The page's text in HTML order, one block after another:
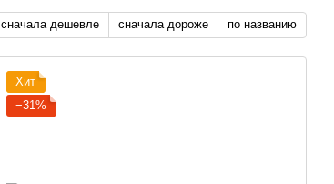
сначала дешевле сначала дороже по названию
Хит
−31%